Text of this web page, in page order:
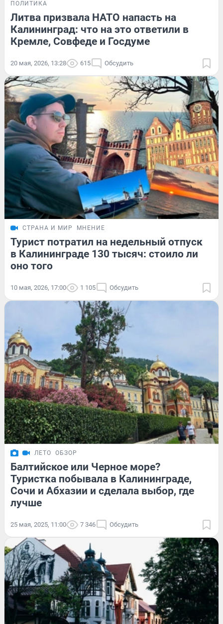
ПОЛИТИКА
Литва призвала НАТО напасть на
Калининград: что на это ответили в
Кремле, Совфеде и Госдуме
20 мая, 2026, 13:28 615 Обсудить
СТРАНА И МИР МНЕНИЕ
Турист потратил на недельный отпуск
в Калининграде 130 тысяч: стоило ли
оно того
10 мая, 2026, 17:00 1 105 Обсудить
ЛЕТО ОБЗОР
Балтийское или Черное море?
Туристка побывала в Калининграде,
Сочи и Абхазии и сделала выбор, где
лучше
25 мая, 2025, 11:00 7 346 Обсудить